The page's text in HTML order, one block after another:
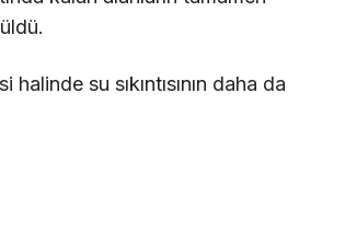
su sıkıntısının daha da